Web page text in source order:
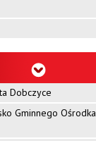
Dobczyce
Gminnego Ośrodka